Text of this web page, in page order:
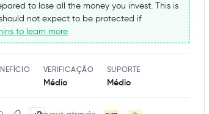
to lose all the money you invest. This is
not expect to be protected if
to learn more
VERIFICAÇÃO
Médio
SUPORTE
Médio